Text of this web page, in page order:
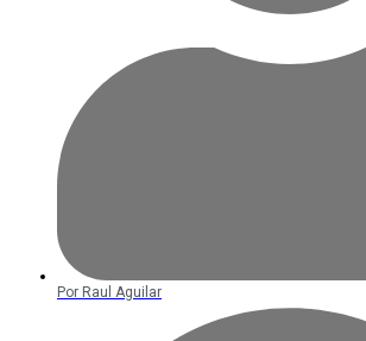
Por Raul Aguilar